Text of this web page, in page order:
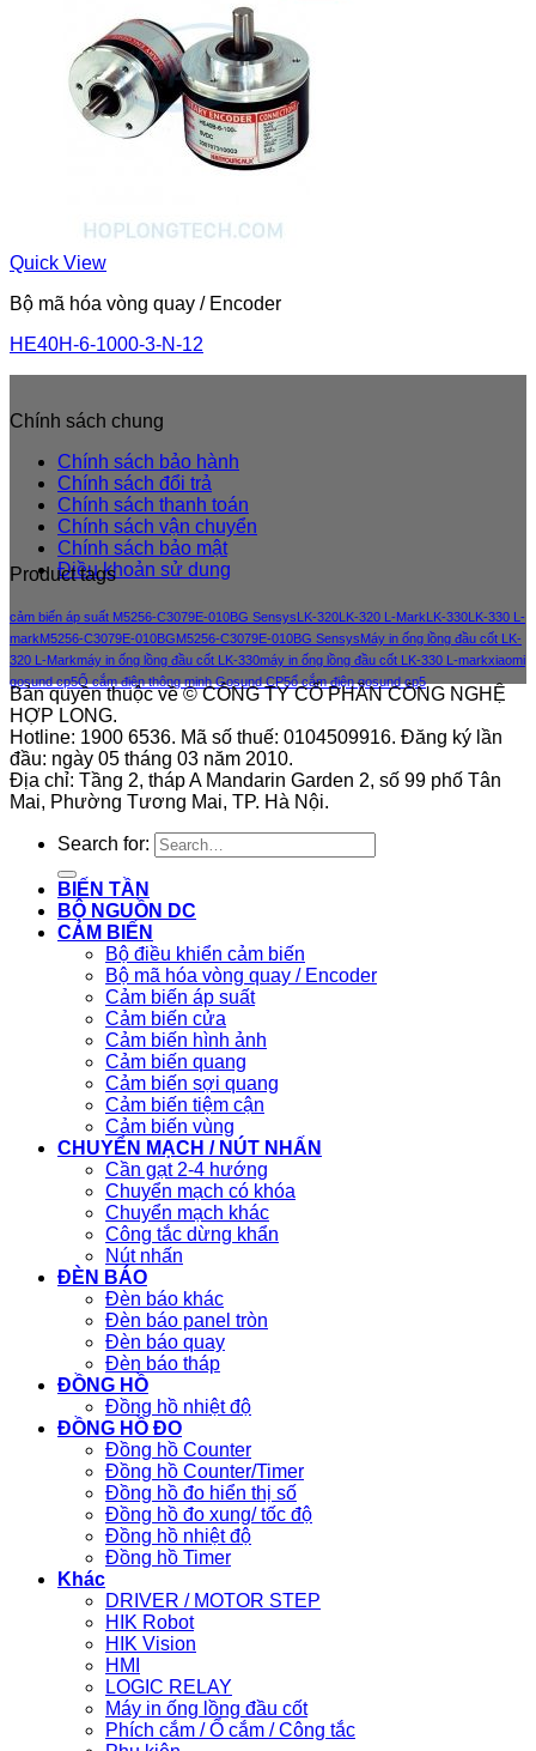
Quick View
Bộ mã hóa vòng quay / Encoder
HE40H-6-1000-3-N-12
Chính sách chung
Chính sách bảo hành
Chính sách đổi trả
Chính sách thanh toán
Chính sách vận chuyển
Chính sách bảo mật
Điều khoản sử dung
Product tags
cảm biến áp suất M5256-C3079E-010BG Sensys LK-320 LK-320 L-Mark LK-330 LK-330 L-
markM5256-C3079E-010BGM5256-C3079E-010BG SensysMáy in ống lồng đầu cốt LK-
320 L-Markmáy in ống lồng đầu cốt LK-330máy in ống lồng đầu cốt LK-330 L-markxiaomi
gosund cp5Ổ cắm điện thông minh Gosund CP5ổ cắm điện gosund cp5
Bản quyền thuộc về © CÔNG TY CỔ PHẦN CÔNG NGHỆ
HỢP LONG.
Hotline: 1900 6536. Mã số thuế: 0104509916. Đăng ký lần
đầu: ngày 05 tháng 03 năm 2010.
Địa chỉ: Tầng 2, tháp A Mandarin Garden 2, số 99 phố Tân
Mai, Phường Tương Mai, TP. Hà Nội.
Search for:
BIẾN TẦN
BỘ NGUỒN DC
CẢM BIẾN
Bộ điều khiển cảm biến
Bộ mã hóa vòng quay / Encoder
Cảm biến áp suất
Cảm biến cửa
Cảm biến hình ảnh
Cảm biến quang
Cảm biến sợi quang
Cảm biến tiệm cận
Cảm biến vùng
CHUYỂN MẠCH / NÚT NHẤN
Cần gạt 2-4 hướng
Chuyển mạch có khóa
Chuyển mạch khác
Công tắc dừng khẩn
Nút nhấn
ĐÈN BÁO
Đèn báo khác
Đèn báo panel tròn
Đèn báo quay
Đèn báo tháp
ĐỒNG HỒ
Đồng hồ nhiệt độ
ĐỒNG HỒ ĐO
Đồng hồ Counter
Đồng hồ Counter/Timer
Đồng hồ đo hiển thị số
Đồng hồ đo xung/ tốc độ
Đồng hồ nhiệt độ
Đồng hồ Timer
Khác
DRIVER / MOTOR STEP
HIK Robot
HIK Vision
HMI
LOGIC RELAY
Máy in ống lồng đầu cốt
Phích cắm / Ổ cắm / Công tắc